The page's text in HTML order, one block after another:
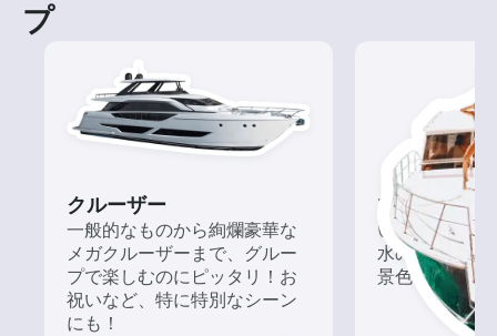
プ
クルーザー
一般的なものから絢爛豪華な
メガクルーザーまで、グルー
プで楽しむのにピッタリ！お
祝いなど、特に特別なシーン
にも！
ツアー
いろんな再発
水の上から眺
景色を楽しも